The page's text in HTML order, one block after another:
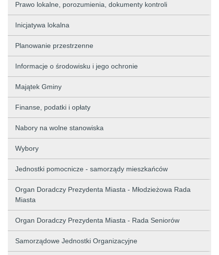
Prawo lokalne, porozumienia, dokumenty kontroli
Inicjatywa lokalna
Planowanie przestrzenne
Informacje o środowisku i jego ochronie
Majątek Gminy
Finanse, podatki i opłaty
Nabory na wolne stanowiska
Wybory
Jednostki pomocnicze - samorządy mieszkańców
Organ Doradczy Prezydenta Miasta - Młodzieżowa Rada
Miasta
Organ Doradczy Prezydenta Miasta - Rada Seniorów
Samorządowe Jednostki Organizacyjne